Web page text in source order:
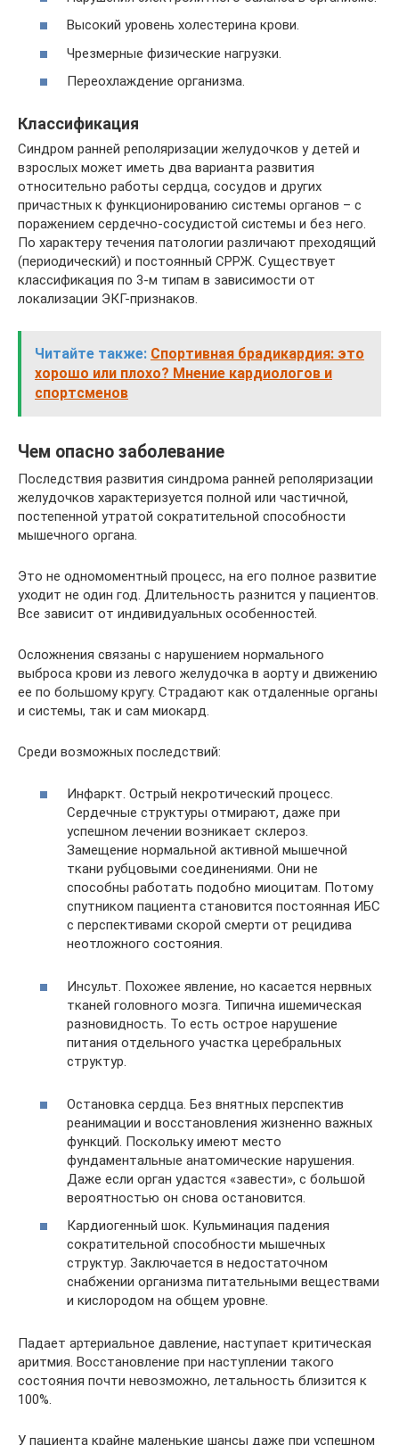
Высокий уровень холестерина крови.
Чрезмерные физические нагрузки.
Переохлаждение организма.
Классификация
Синдром ранней реполяризации желудочков у детей и
взрослых может иметь два варианта развития
относительно работы сердца, сосудов и других
причастных к функционированию системы органов – с
поражением сердечно-сосудистой системы и без него.
По характеру течения патологии различают преходящий
(периодический) и постоянный СРРЖ. Существует
классификация по 3-м типам в зависимости от
локализации ЭКГ-признаков.
Читайте также: Спортивная брадикардия: это
хорошо или плохо? Мнение кардиологов и
спортсменов
Чем опасно заболевание
Последствия развития синдрома ранней реполяризации
желудочков характеризуется полной или частичной,
постепенной утратой сократительной способности
мышечного органа.
Это не одномоментный процесс, на его полное развитие
уходит не один год. Длительность разнится у пациентов.
Все зависит от индивидуальных особенностей.
Осложнения связаны с нарушением нормального
выброса крови из левого желудочка в аорту и движению
ее по большому кругу. Страдают как отдаленные органы
и системы, так и сам миокард.
Среди возможных последствий:
Инфаркт. Острый некротический процесс.
Сердечные структуры отмирают, даже при
успешном лечении возникает склероз.
Замещение нормальной активной мышечной
ткани рубцовыми соединениями. Они не
способны работать подобно миоцитам. Потому
спутником пациента становится постоянная ИБС
с перспективами скорой смерти от рецидива
неотложного состояния.
Инсульт. Похожее явление, но касается нервных
тканей головного мозга. Типична ишемическая
разновидность. То есть острое нарушение
питания отдельного участка церебральных
структур.
Остановка сердца. Без внятных перспектив
реанимации и восстановления жизненно важных
функций. Поскольку имеют место
фундаментальные анатомические нарушения.
Даже если орган удастся «завести», с большой
вероятностью он снова остановится.
Кардиогенный шок. Кульминация падения
сократительной способности мышечных
структур. Заключается в недостаточном
снабжении организма питательными веществами
и кислородом на общем уровне.
Падает артериальное давление, наступает критическая
аритмия. Восстановление при наступлении такого
состояния почти невозможно, летальность близится к
100%.
У пациента крайне маленькие шансы даже при успешном